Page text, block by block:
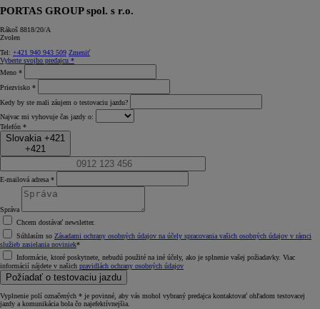
PORTAS GROUP spol. s r.o.
Rákoš 8818/20/A
Zvolen
Tel: +421 940 943 509 Zmeniť
Vyberte svojho predajcu *
Meno *
Priezvisko *
Kedy by ste mali záujem o testovaciu jazdu?
Najvac mi vyhovuje čas jazdy o:
Telefón *
Slovakia +421
+421
E-mailová adresa *
Správa
Chcem dostávať newsletter.
Súhlasím so Zásadami ochrany osobných údajov na účely spracovania vašich osobných údajov v rámci
služieb zasielania noviniek*
Informácie, ktoré poskytnete, nebudú použité na iné účely, ako je splnenie vašej požiadavky. Viac
informácií nájdete v našich pravidlách ochrany osobných údajov
Požiadať o testovaciu jazdu
Vyplnenie polí označených * je povinné, aby vás mohol vybraný predajca kontaktovať ohľadom testovacej
jazdy a komunikácia bola čo najefektívnejšia.